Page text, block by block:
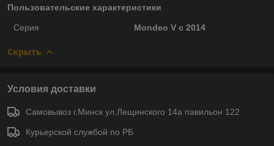
Пользовательские характеристики
Серия Mondeo V c 2014
Скрыть
Условия доставки
Самовывоз г.Минск ул.Лещинского 14а павильон 122
Курьерской службой по РБ